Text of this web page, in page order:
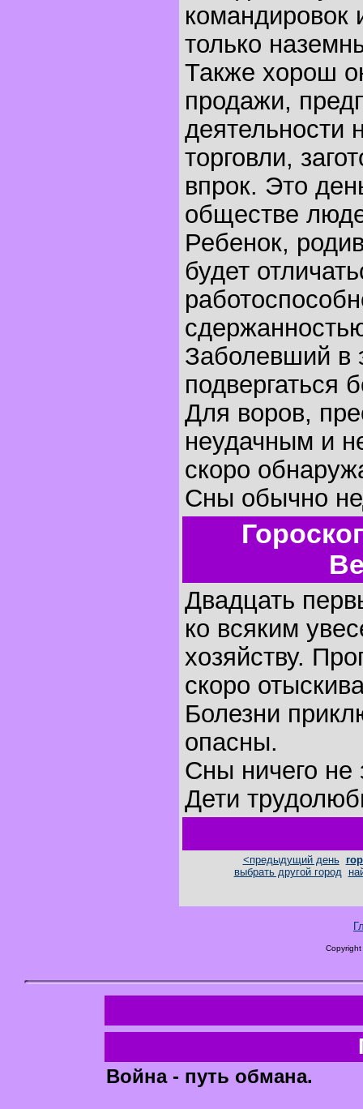
командировок
только
Также хорош
продажи,
деятельности
торговли,
впрок. Это
обществе
Ребенок,
будет
Заболевший в
подвергаться
Для воров,
неудачным и
скоро
Сны обычно
Двадцать
ко всяким
хозяйству.
скоро
Болезни
опасны.
Сны ничего не
Дети
<предыдущий день
выбрать другой город
Война - путь обмана.